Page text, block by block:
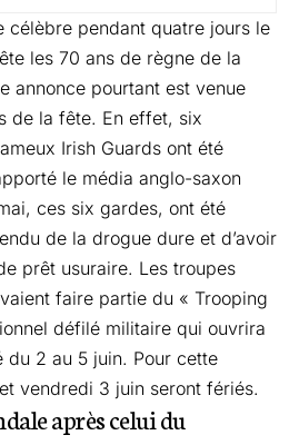
célèbre pendant quatre jours le
les 70 ans de règne de la
annonce pourtant est venue
de la fête. En effet, six
Irish Guards ont été
le média anglo-saxon
ces six gardes, ont été
de la drogue dure et d’avoir
prêt usuraire. Les troupes
faire partie du « Trooping
défilé militaire qui ouvrira
du 2 au 5 juin. Pour cette
vendredi 3 juin seront fériés.
après celui du